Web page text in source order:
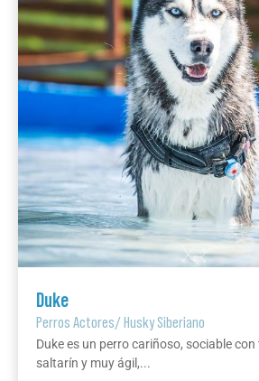
Duke
Perros Actores/Husky Siberiano
Duke es un perro cariñoso, sociable
saltarín y muy ágil,...